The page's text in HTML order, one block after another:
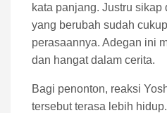
kata panjang. Justru
yang berubah sudah
perasaannya. Adegan ini
dan hangat dalam cerita.
Bagi penonton, reaksi
tersebut terasa lebih